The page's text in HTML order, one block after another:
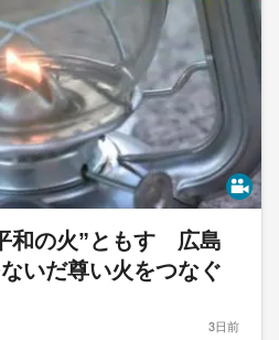
和の火”ともす 広島
いだ尊い火をつなぐ
3日前